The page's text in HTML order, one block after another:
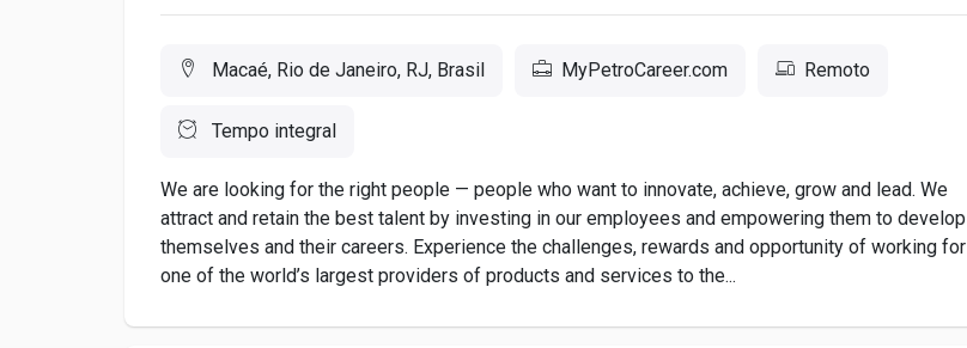
Macaé, Rio de Janeiro, RJ, Brasil MyPetroCareer.com Remoto
Tempo integral
We are looking for the right people — people who want to innovate, achieve, grow and lead. We
attract and retain the best talent by investing in our employees and empowering them to develop
themselves and their careers. Experience the challenges, rewards and opportunity of working for
one of the world’s largest providers of products and services to the...